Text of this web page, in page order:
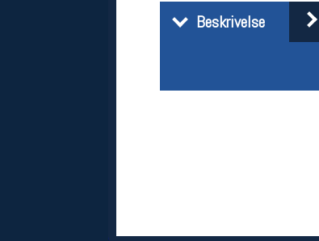
Beskrivelse
Her finner du oss